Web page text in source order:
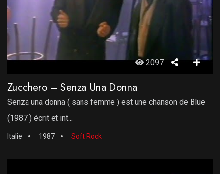
2097
Zucchero – Senza Una Donna
Senza una donna ( sans femme ) est une chanson de Blue
(1987 ) écrit et int...
Italie 1987 Soft Rock